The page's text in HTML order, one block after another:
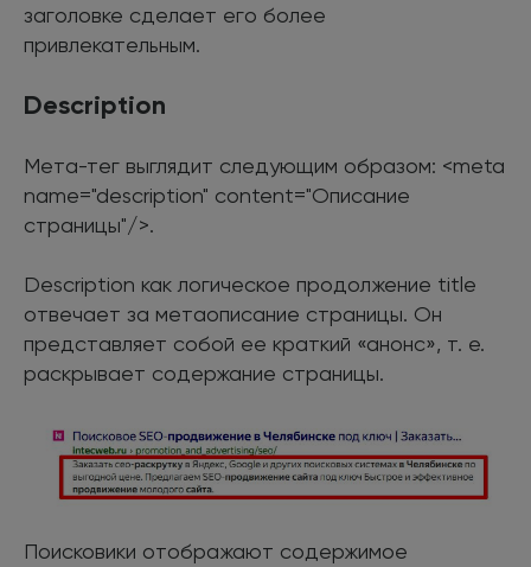
заголовке сделает его более
привлекательным.
Description
Мета-тег выглядит следующим образом: <meta
name="description" content="Описание
страницы"/>.
Description как логическое продолжение title
отвечает за метаописание страницы. Он
представляет собой ее краткий «анонс», т. е.
раскрывает содержание страницы.
Поисковики отображают содержимое